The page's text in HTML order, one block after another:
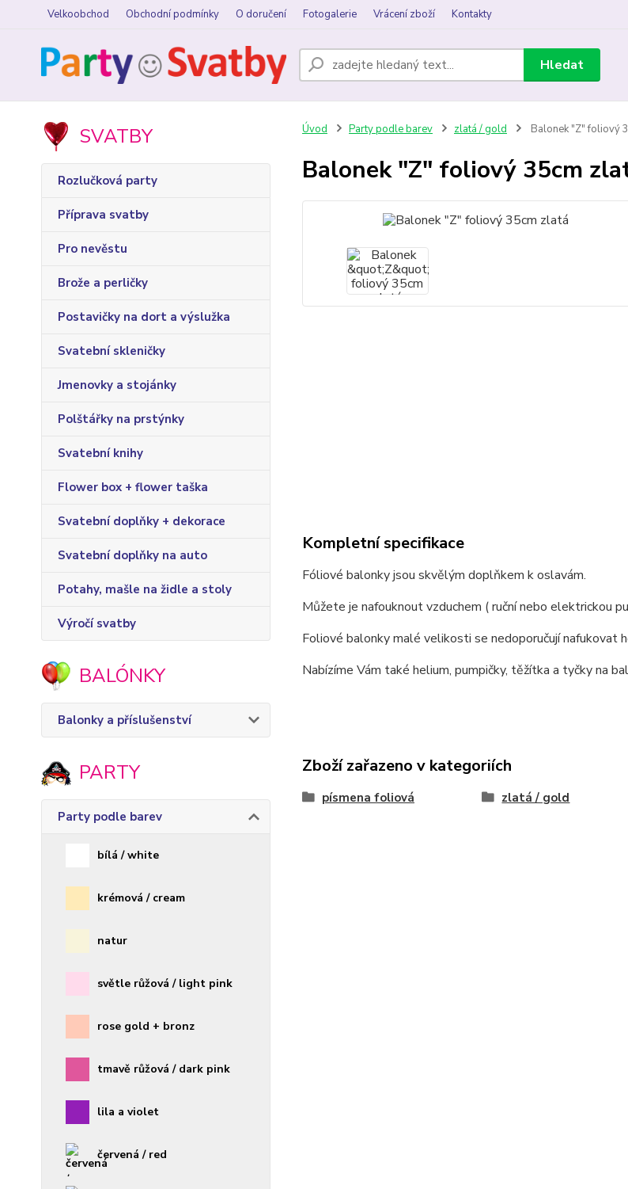
Velkoobchod Obchodní podmínky O doručení Fotogalerie Vrácení zboží Kontakty
Hledat
SVATBY
Rozlučková party
Příprava svatby
Pro nevěstu
Brože a perličky
Postavičky na dort a výslužka
Svatební skleničky
Jmenovky a stojánky
Polštářky na prstýnky
Svatební knihy
Flower box + flower taška
Svatební doplňky + dekorace
Svatební doplňky na auto
Potahy, mašle na židle a stoly
Výročí svatby
BALÓNKY
Balonky a příslušenství
PARTY
Party podle barev
bílá / white
krémová / cream
natur
světle růžová / light pink
rose gold + bronz
tmavě růžová / dark pink
lila a violet
červená / red
Úvod Party podle barev zlatá / gold Balonek "Z" foliový
Balonek "Z" foliový 35cm
Kompletní specifikace
Fóliové balonky jsou skvělým doplňkem k oslavám.
Můžete je nafouknout vzduchem ( ruční nebo elektrickou
Foliové balonky malé velikosti se nedoporučují nafukovat
Nabízíme Vám také helium, pumpičky, těžítka a tyčky na
Zboží zařazeno v kategoriích
písmena foliová zlatá / gold